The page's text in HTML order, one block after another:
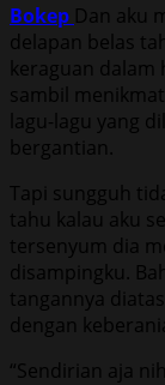
Bokep Dan aku
delapan belas
keraguan dalam
sambil
lagu-lagu yang
bergantian.
Tapi sungguh
tahu kalau aku
tersenyum dia
disampingku.
tangannya
dengan
“Sendirian aja